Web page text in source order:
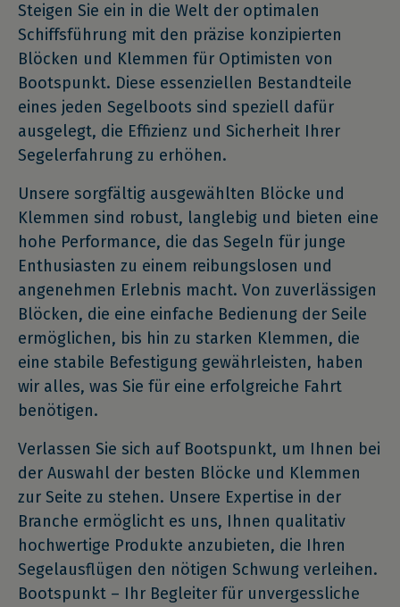
Steigen Sie ein in die Welt der optimalen
Schiffsführung mit den präzise konzipierten
Blöcken und Klemmen für Optimisten von
Bootspunkt. Diese essenziellen Bestandteile
eines jeden Segelboots sind speziell dafür
ausgelegt, die Effizienz und Sicherheit Ihrer
Segelerfahrung zu erhöhen.
Unsere sorgfältig ausgewählten Blöcke und
Klemmen sind robust, langlebig und bieten eine
hohe Performance, die das Segeln für junge
Enthusiasten zu einem reibungslosen und
angenehmen Erlebnis macht. Von zuverlässigen
Blöcken, die eine einfache Bedienung der Seile
ermöglichen, bis hin zu starken Klemmen, die
eine stabile Befestigung gewährleisten, haben
wir alles, was Sie für eine erfolgreiche Fahrt
benötigen.
Verlassen Sie sich auf Bootspunkt, um Ihnen bei
der Auswahl der besten Blöcke und Klemmen
zur Seite zu stehen. Unsere Expertise in der
Branche ermöglicht es uns, Ihnen qualitativ
hochwertige Produkte anzubieten, die Ihren
Segelausflügen den nötigen Schwung verleihen.
Bootspunkt – Ihr Begleiter für unvergessliche